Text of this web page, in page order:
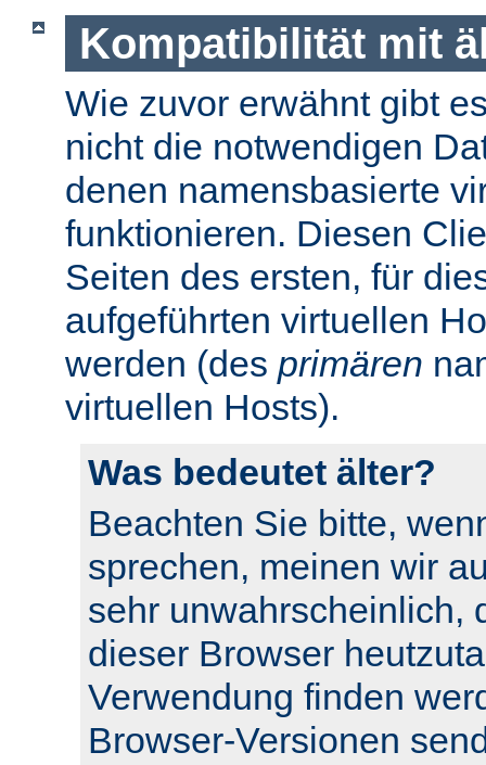
Kompatibilität mit
Wie zuvor erwähnt gibt
nicht die notwendigen
denen namensbasierte
funktionieren. Diesen
Seiten des ersten, für
aufgeführten virtuellen
werden (des primären
virtuellen Hosts).
Was bedeutet älter?
Beachten Sie bitte,
sprechen, meinen wir
sehr unwahrscheinlich,
dieser Browser
Verwendung finden
Browser-Versionen